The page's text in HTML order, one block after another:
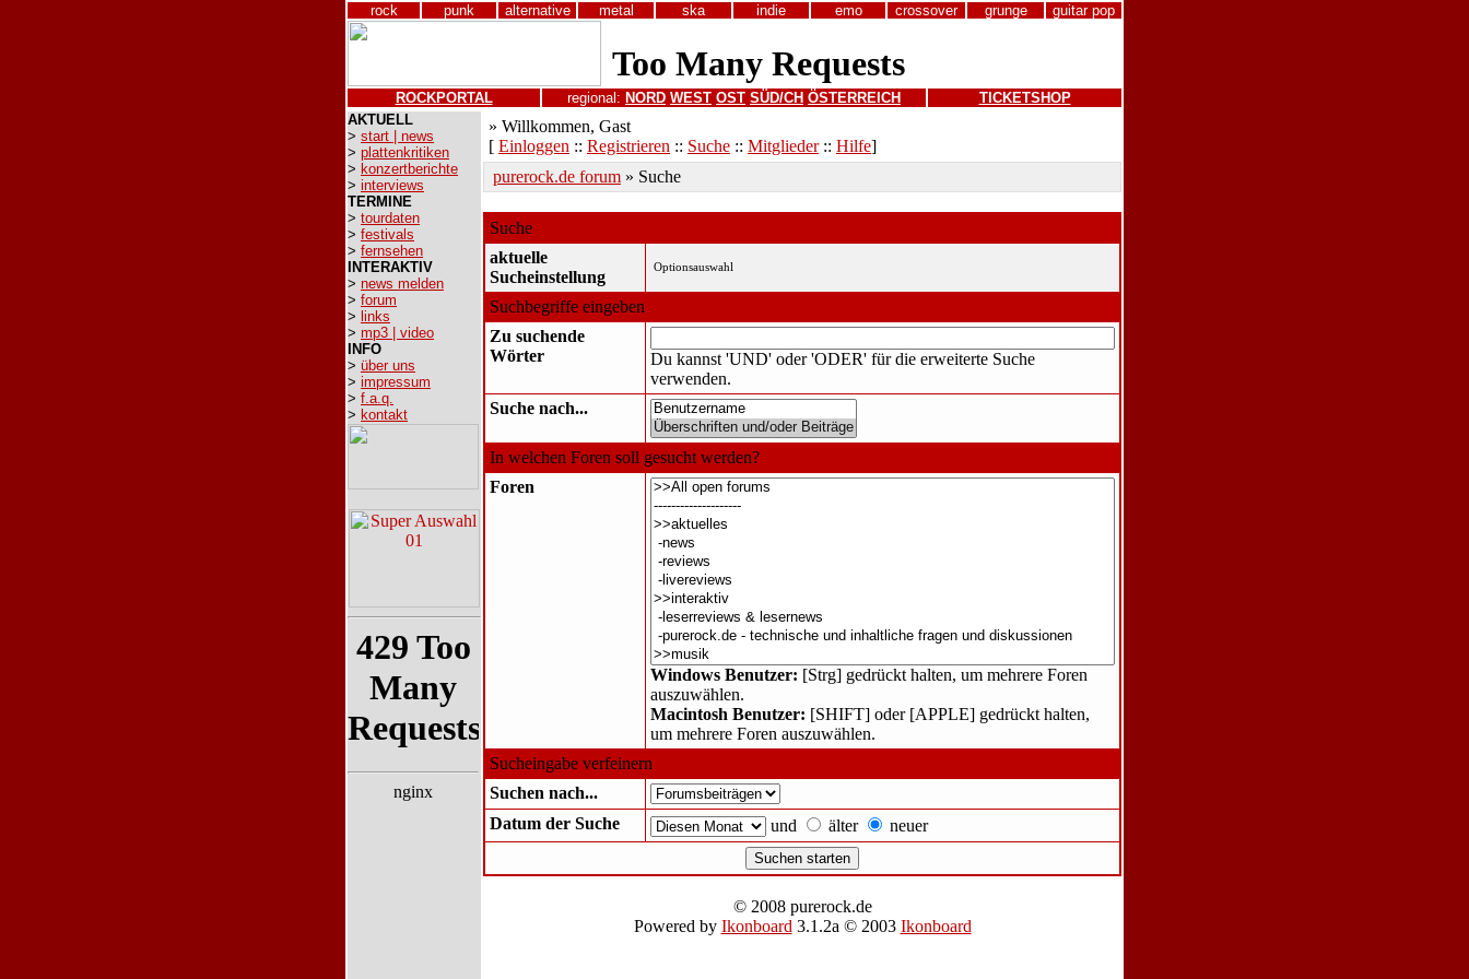
rock punk alternative metal ska indie emo crossover grunge guitar pop
ROCKPORTAL regional: NORD WEST OST SÜD/CH ÖSTERREICH
TICKETSHOP
AKTUELL
> start | news
> plattenkritiken
> konzertberichte
> interviews
TERMINE
> tourdaten
> festivals
> fernsehen
INTERAKTIV
> news melden
> forum
> links
> mp3 | video
INFO
> über uns
> impressum
> f.a.q.
> kontakt
» Willkommen, Gast
[ Einloggen :: Registrieren :: Suche :: Mitglieder:: Hilfe]
purerock.de forum » Suche
Suche
aktuelle
Sucheinstellung
Suchbegriffe eingeben
Zu suchende
Wörter
Du kannst 'UND' oder 'ODER' für die erweiterte Suche
verwenden.
Suche nach...
In welchen Foren soll gesucht werden?
Foren
Windows Benutzer: [Strg] gedrückt halten, um mehrere Foren
auszuwählen.
Macintosh Benutzer: [SHIFT] oder [APPLE] gedrückt halten,
um mehrere Foren auszuwählen.
Sucheingabe verfeinern
Suchen nach...
Datum der Suche
und älter neuer
© 2008 purerock.de
Powered by Ikonboard 3.1.2a © 2003 Ikonboard